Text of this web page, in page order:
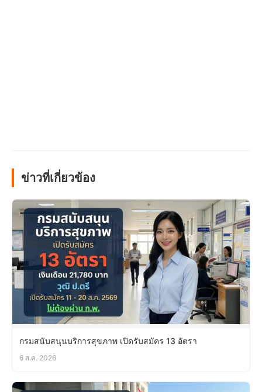
ข่าวที่เกี่ยวข้อง
กรมสนับสนุนบริการสุขภาพ เปิดรับสมัคร 13 อัตรา
6 ส.ค. 2026